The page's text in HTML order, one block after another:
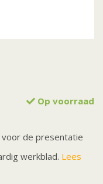
Op voorraad
de presentatie
werkblad. Lees